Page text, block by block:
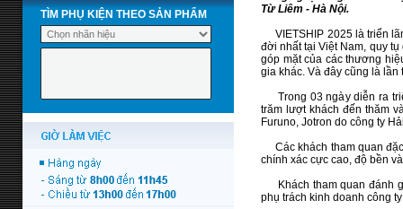
TÌM PHỤ KIỆN THEO SẢN PHẨM
Từ Liêm - Hà Nội.
VIETSHIP 2025 là triển
đời nhất tại Việt Nam, quy
góp mặt của các thương
gia khác. Và đây cũng là
Trong 03 ngày diễn ra
trăm lượt khách đến thăm
Furuno, Jotron do công ty
Các khách tham quan đặc
chính xác cực cao, độ bền
Khách tham quan đánh
phụ trách kinh doanh công